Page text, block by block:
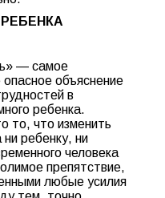
— самое
объяснение
в
ребенка.
то, что изменить
ребенку, ни
человека
препятствие,
любые усилия